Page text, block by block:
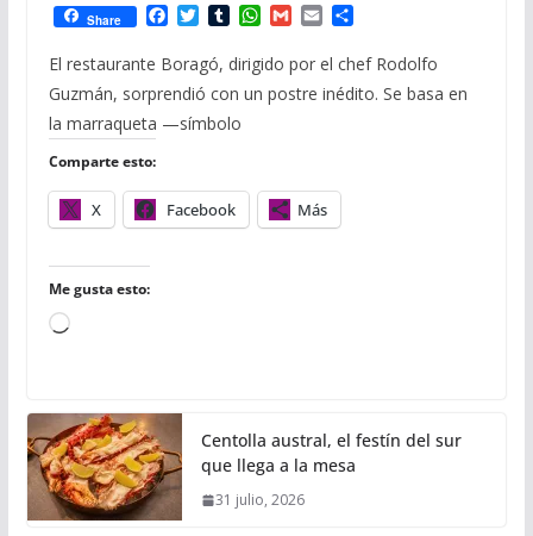
Share
F
c
b
o
T
i
t
t
e
T
m
l
r
W
a
t
s
G
a
i
l
E
a
l
C
m
a
El restaurante Boragó, dirigido por el chef Rodolfo
Guzmán, sorprendió con un postre inédito. Se basa en
la marraqueta —símbolo
Comparte esto:
X Facebook Más
Me gusta esto:
C
g
a
n
d
Centolla austral, el festín del sur
que llega a la mesa
31 julio, 2026